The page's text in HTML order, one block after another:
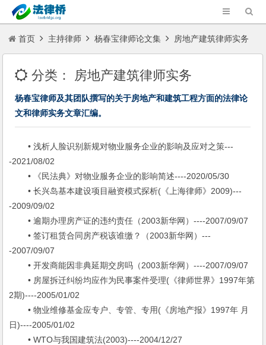
首页 主持律师 杨春宝律师论文集 房地产建筑律师实务
分类： 房地产建筑律师实务
杨春宝律师及其团队撰写的关于房地产和建筑工程方面的法律论
文和律师实务文章汇编。
• 浅析人脸识别新规对物业服务企业的影响及应对之策---
-2021/08/02
• 《民法典》对物业服务企业的影响简述----2020/05/30
• 长兴岛基本建设项目融资模式探析(《上海律师》2009)---
-2009/09/02
• 逾期办理房产证的违约责任（2003新华网）----2007/09/07
• 签订租赁合同房产税该谁缴？（2003新华网）---
-2007/09/07
• 开发商能因非典延期交房吗（2003新华网）----2007/09/07
• 房屋拆迁纠纷均应作为民事案件受理(《律师世界》1997年第
2期)----2005/01/02
• 物业维修基金应专户、专管、专用(《房地产报》1997年 月
日)----2005/01/02
• WTO与我国建筑法(2003)----2004/12/27